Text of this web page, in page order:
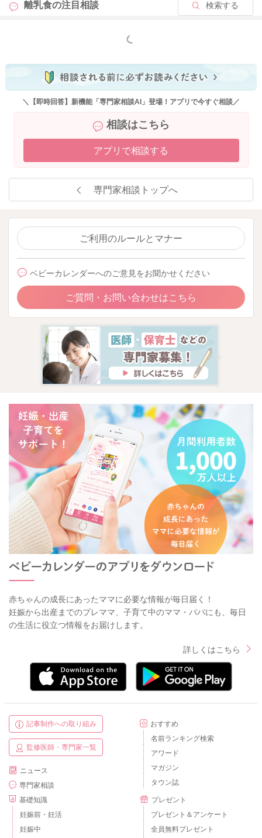
離乳食の注目相談 検索する
もっと見る
＼【即時回答】新機能「専門家相談AI」登場！アプリで今すぐ相談／
相談はこちら
アプリで相談する
専門家相談トップへ
ご利用のルールとマナー
ベビーカレンダーへのご意見をお聞かせください
ご質問・お問い合わせはこちら
赤ちゃんの成長にあったママに必要な情報が毎日届く！
妊娠から出産までのプレママ、子育て中のママ・パパにも、毎日
の生活に役立つ情報をお届けします。
詳しくはこちら
記事制作への取り組み
監修医師・専門家一覧
ニュース
専門家相談
基礎知識
妊娠前・妊活
妊娠中
おすすめ
名前ランキング検索
アワード
マガジン
タウン誌
プレゼント
プレゼント＆アンケート
全員無料プレゼント